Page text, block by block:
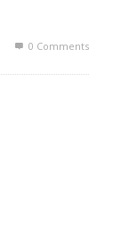
0 Comments